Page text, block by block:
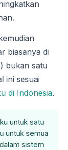
biasanya di
bukan satu
ini sesuai
di Indonesia.
untuk satu
untuk semua
sistem